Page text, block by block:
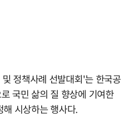
정책사례 선발대회'는 한국공
국민 삶의 질 향상에 기여한
시상하는 행사다.